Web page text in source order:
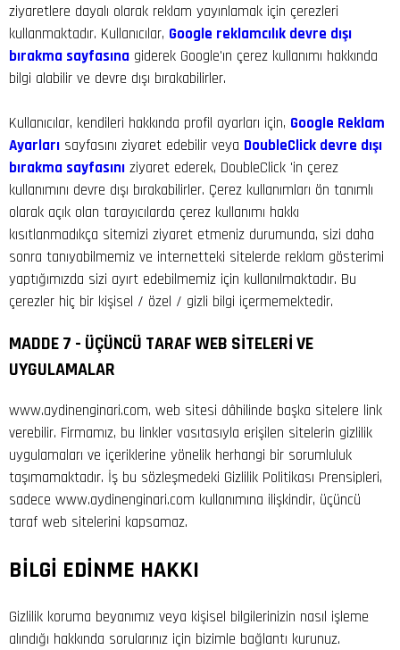
ziyaretlere dayalı olarak reklam yayınlamak için çerezleri
kullanmaktadır. Kullanıcılar, Google reklamcılık devre dışı
bırakma sayfasına giderek Google'ın çerez kullanımı hakkında
bilgi alabilir ve devre dışı bırakabilirler.
Kullanıcılar, kendileri hakkında profil ayarları için, Google Reklam
Ayarları sayfasını ziyaret edebilir veya DoubleClick devre dışı
bırakma sayfasını ziyaret ederek, DoubleClick 'in çerez
kullanımını devre dışı bırakabilirler. Çerez kullanımları ön tanımlı
olarak açık olan tarayıcılarda çerez kullanımı hakkı
kısıtlanmadıkça sitemizi ziyaret etmeniz durumunda, sizi daha
sonra tanıyabilmemiz ve internetteki sitelerde reklam gösterimi
yaptığımızda sizi ayırt edebilmemiz için kullanılmaktadır. Bu
çerezler hiç bir kişisel / özel / gizli bilgi içermemektedir.
MADDE 7 - ÜÇÜNCÜ TARAF WEB SİTELERİ VE
UYGULAMALAR
www.aydinenginari.com, web sitesi dâhilinde başka sitelere link
verebilir. Firmamız, bu linkler vasıtasıyla erişilen sitelerin gizlilik
uygulamaları ve içeriklerine yönelik herhangi bir sorumluluk
taşımamaktadır. İş bu sözleşmedeki Gizlilik Politikası Prensipleri,
sadece www.aydinenginari.com kullanımına ilişkindir, üçüncü
taraf web sitelerini kapsamaz.
BİLGİ EDİNME HAKKI
Gizlilik koruma beyanımız veya kişisel bilgilerinizin nasıl işleme
alındığı hakkında sorularınız için bizimle bağlantı kurunuz.